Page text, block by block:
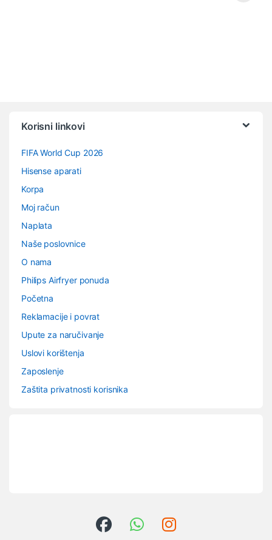
Korisni linkovi
FIFA World Cup 2026
Hisense aparati
Korpa
Moj račun
Naplata
Naše poslovnice
O nama
Philips Airfryer ponuda
Početna
Reklamacije i povrat
Upute za naručivanje
Uslovi korištenja
Zaposlenje
Zaštita privatnosti korisnika